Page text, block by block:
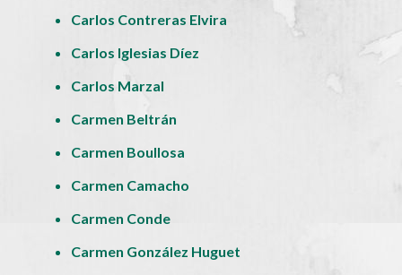
Carlos Contreras Elvira
Carlos Iglesias Díez
Carlos Marzal
Carmen Beltrán
Carmen Boullosa
Carmen Camacho
Carmen Conde
Carmen González Huguet